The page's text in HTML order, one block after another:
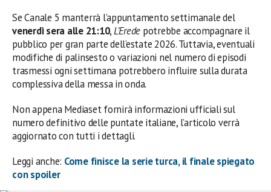
Se Canale 5 manterrà l’appuntamento settimanale del
venerdì sera alle 21:10,L’Erede potrebbe accompagnare il
pubblico per gran parte dell’estate 2026. Tuttavia, eventuali
modifiche di palinsesto o variazioni nel numero di episodi
trasmessi ogni settimana potrebbero influire sulla durata
complessiva della messa in onda.
Non appena Mediaset fornirà informazioni ufficiali sul
numero definitivo delle puntate italiane, l’articolo verrà
aggiornato con tutti i dettagli.
Leggi anche: Come finisce la serie turca, il finale spiegato
con spoiler